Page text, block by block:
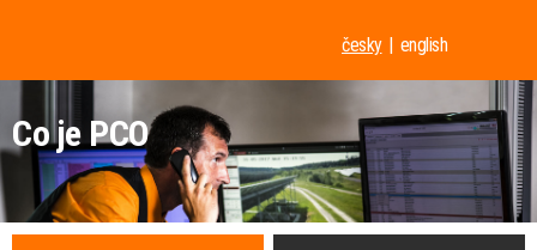
česky english
Co je PCO